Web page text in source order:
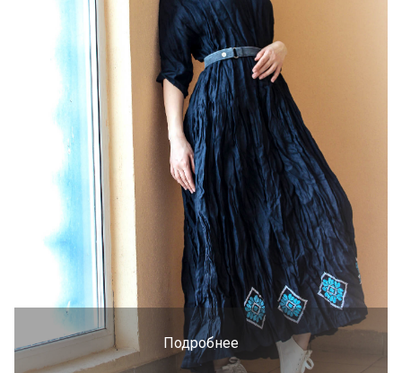
Подробнее